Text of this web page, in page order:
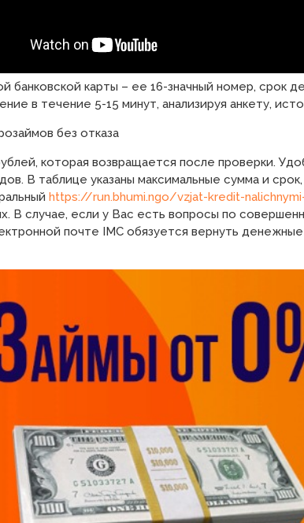
банковской карты – ее 16-значный номер, срок
в течение 5-15 минут, анализируя анкету,
без отказа
которая возвращается после проверки.
В таблице указаны максимальные сумма и
https://run.bhumi.ngo/vzjat-kredit-
В случае, если у Вас есть вопросы по
почте IMC обязуется вернуть